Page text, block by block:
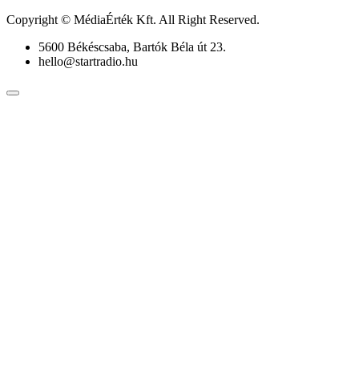
Copyright © MédiaÉrték Kft. All Right Reserved.
5600 Békéscsaba, Bartók Béla út 23.
hello@startradio.hu